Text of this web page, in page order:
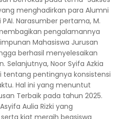
menghadirkan para Alumni
Narasumber pertama, M.
pengalamannya
Mahasiswa Jurusan
berhasil menyelesaikan
Selanjutnya, Noor Syifa Azkia
pentingnya konsistensi
Hal ini yang menuntut
Terbaik pada tahun 2025.
Aulia Rizki yang
kiat meraih beasiswa